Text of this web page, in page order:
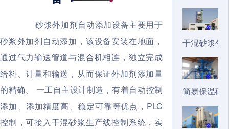
砂浆外加剂自动添加设备主要用于
砂浆外加剂自动添加，该设备安装在地面 ，
通过气力输送管道与混合机相连，独立完成
给料、计量和输送，从而保证外加剂添加量
的精确。
一工自主设计制造，有着自动控制
添加、添加精度高、稳定可靠等优点，PLC
控制，可接入干混砂浆生产线控制系统，实
干混砂浆生
简易保温砂